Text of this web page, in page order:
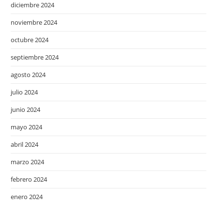
diciembre 2024
noviembre 2024
octubre 2024
septiembre 2024
agosto 2024
julio 2024
junio 2024
mayo 2024
abril 2024
marzo 2024
febrero 2024
enero 2024